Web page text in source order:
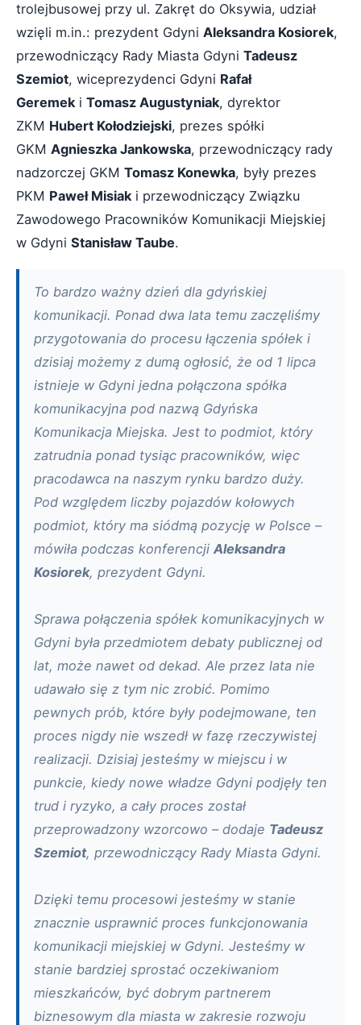
trolejbusowej przy ul. Zakręt do Oksywia, udział
wzięli m.in.: prezydent Gdyni Aleksandra Kosiorek,
przewodniczący Rady Miasta Gdyni Tadeusz
Szemiot, wiceprezydenci Gdyni Rafał
Geremeki Tomasz Augustyniak, dyrektor
ZKM Hubert Kołodziejski, prezes spółki
GKM Agnieszka Jankowska, przewodniczący rady
nadzorczej GKM Tomasz Konewka, były prezes
PKM Paweł Misiaki przewodniczący Związku
Zawodowego Pracowników Komunikacji Miejskiej
w Gdyni Stanisław Taube.
To bardzo ważny dzień dla gdyńskiej
komunikacji. Ponad dwa lata temu zaczęliśmy
przygotowania do procesu łączenia spółek i
dzisiaj możemy z dumą ogłosić, że od 1 lipca
istnieje w Gdyni jedna połączona spółka
komunikacyjna pod nazwą Gdyńska
Komunikacja Miejska. Jest to podmiot, który
zatrudnia ponad tysiąc pracowników, więc
pracodawca na naszym rynku bardzo duży.
Pod względem liczby pojazdów kołowych
podmiot, który ma siódmą pozycję w Polsce –
mówiła podczas konferencji Aleksandra
Kosiorek, prezydent Gdyni.
Sprawa połączenia spółek komunikacyjnych w
Gdyni była przedmiotem debaty publicznej od
lat, może nawet od dekad. Ale przez lata nie
udawało się z tym nic zrobić. Pomimo
pewnych prób, które były podejmowane, ten
proces nigdy nie wszedł w fazę rzeczywistej
realizacji. Dzisiaj jesteśmy w miejscu i w
punkcie, kiedy nowe władze Gdyni podjęły ten
trud i ryzyko, a cały proces został
przeprowadzony wzorcowo – dodaje Tadeusz
Szemiot, przewodniczący Rady Miasta Gdyni.
Dzięki temu procesowi jesteśmy w stanie
znacznie usprawnić proces funkcjonowania
komunikacji miejskiej w Gdyni. Jesteśmy w
stanie bardziej sprostać oczekiwaniom
mieszkańców, być dobrym partnerem
biznesowym dla miasta w zakresie rozwoju